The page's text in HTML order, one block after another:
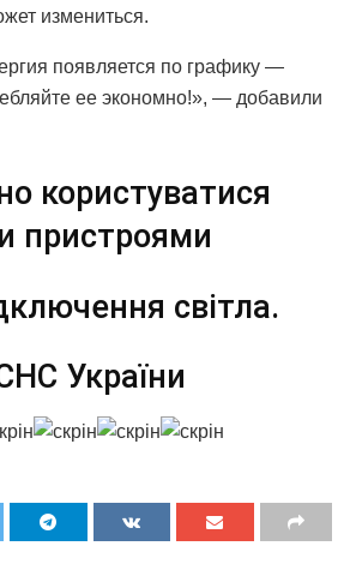
измениться.
появляется по графику —
ее экономно!», — добавили
користуватися
пристроями
світла.
України